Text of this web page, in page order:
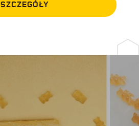
SZCZEGÓŁY